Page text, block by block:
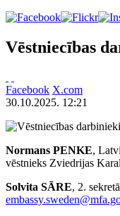
Vēstniecības
Facebook X.com
30.10.2025. 12:21
Normans PENKE,
vēstnieks Zviedrijas
Solvita SĀRE, 2.